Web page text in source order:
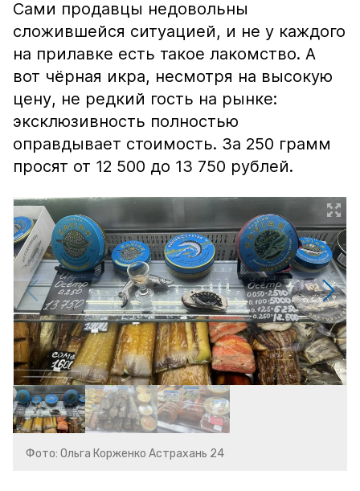
Сами продавцы недовольны
сложившейся ситуацией, и не у каждого
на прилавке есть такое лакомство. А
вот чёрная икра, несмотря на высокую
цену, не редкий гость на рынке:
эксклюзивность полностью
оправдывает стоимость. За 250 грамм
просят от 12 500 до 13 750 рублей.
Фото: Ольга Корженко Астрахань 24